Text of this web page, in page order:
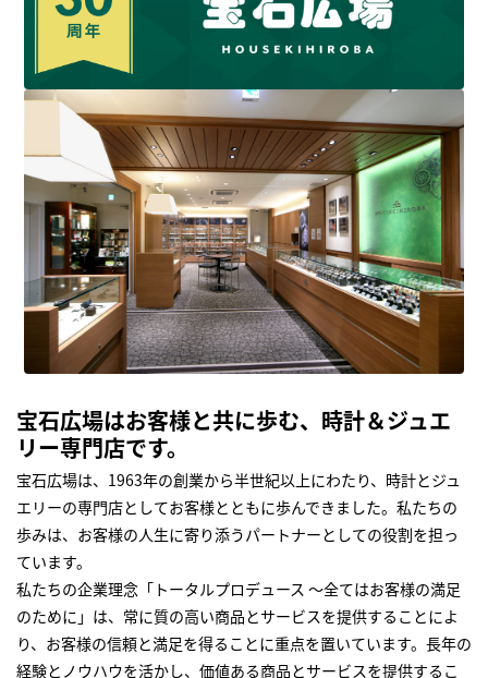
宝石広場はお客様と共に歩む、時計＆ジュエ
リー専門店です。
宝石広場は、1963年の創業から半世紀以上にわたり、時計とジュ
エリーの専門店としてお客様とともに歩んできました。私たちの
歩みは、お客様の人生に寄り添うパートナーとしての役割を担っ
ています。
私たちの企業理念「トータルプロデュース ～全てはお客様の満足
のために」は、常に質の高い商品とサービスを提供することによ
り、お客様の信頼と満足を得ることに重点を置いています。長年の
経験とノウハウを活かし、価値ある商品とサービスを提供するこ